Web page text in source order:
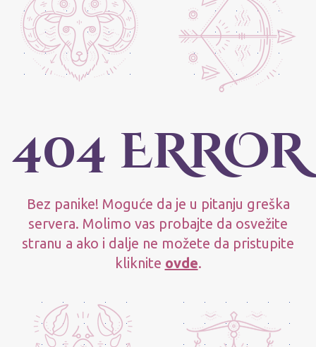
404 ERROR
Bez panike! Moguće da je u pitanju greška
servera. Molimo vas probajte da osvežite
stranu a ako i dalje ne možete da pristupite
kliknite ovde.